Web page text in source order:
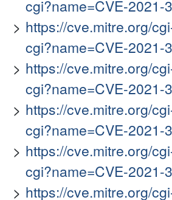
cgi?name=CVE-2021-
https://cve.mitre.org/
cgi?name=CVE-2021-
https://cve.mitre.org/
cgi?name=CVE-2021-
https://cve.mitre.org/
cgi?name=CVE-2021-
https://cve.mitre.org/
cgi?name=CVE-2021-
https://cve.mitre.org/